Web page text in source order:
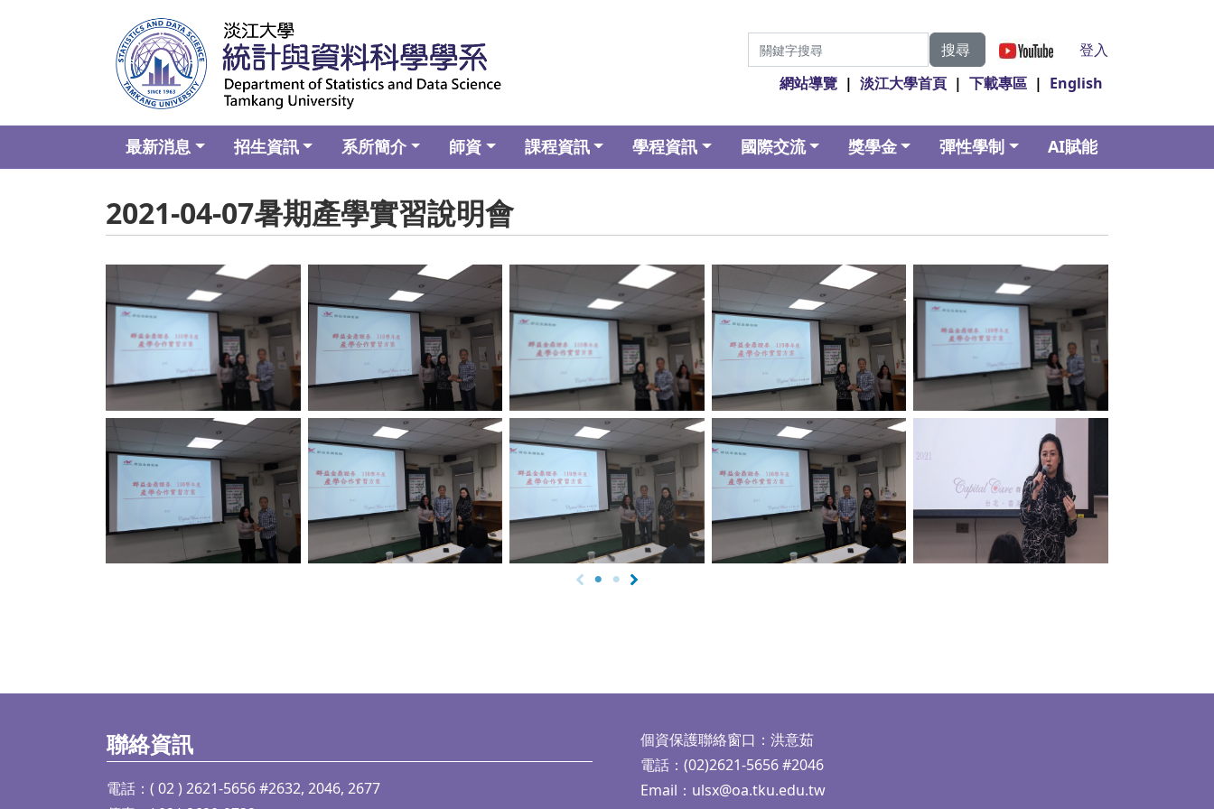
搜尋
登入
網站導覽 | 淡江大學首頁 | 下載專區 | English
最新消息 招生資訊 系所簡介 師資 課程資訊 學程資訊 國際交流 獎學金 彈性學制 AI賦能
2021-04-07暑期產學實習說明會
No Caption No Caption No Caption No Caption No Caption
No Caption No Caption No Caption No Caption No Caption
聯絡資訊
電話：( 02 ) 2621-5656 #2632, 2046, 2677
個資保護聯絡窗口：洪意茹
電話：(02)2621-5656 #2046
Email： ulsx@oa.tku.edu.tw